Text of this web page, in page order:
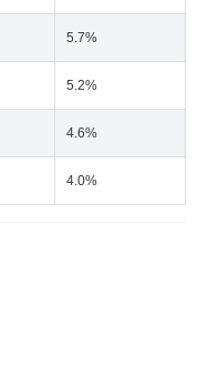
5.7%
5.2%
4.6%
4.0%